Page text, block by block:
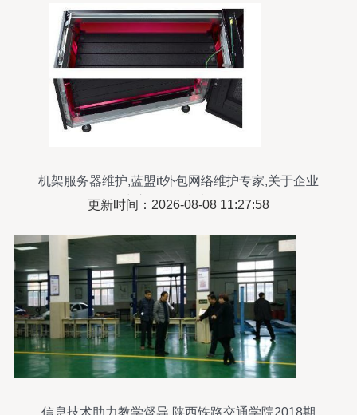
机架服务器维护,蓝盟it外包网络维护专家,关于企业
数据中心服务器机架的整理...
更新时间：2026-08-08 11:27:58
信息技术助力教学督导 陕西铁路交通学院2018期